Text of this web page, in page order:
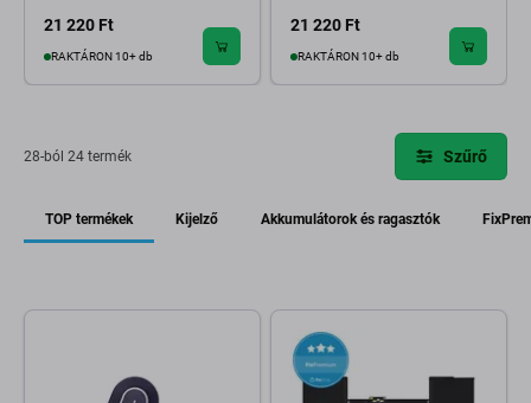
21 220 Ft
RAKTÁRON 10+ db
21 220 Ft
RAKTÁRON 10+ db
28-ból 24 termék Szűrő
TOP termékek Kijelző Akkumulátorok és ragasztók